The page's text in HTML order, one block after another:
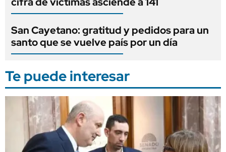
San Cayetano: gratitud y pedidos para un
santo que se vuelve país por un día
Te puede interesar